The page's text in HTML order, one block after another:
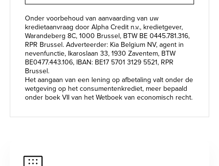
Onder voorbehoud van aanvaarding van uw
kredietaanvraag door Alpha Credit n.v., kredietgever,
Warandeberg 8C, 1000 Brussel, BTW BE 0445.781.316,
RPR Brussel. Adverteerder: Kia Belgium NV, agent in
nevenfunctie, Ikaroslaan 33, 1930 Zaventem, BTW
BE0477.443.106, IBAN: BE17 5701 3129 5521, RPR
Brussel.
Het aangaan van een lening op afbetaling valt onder de
wetgeving op het consumentenkrediet, meer bepaald
onder boek VII van het Wetboek van economisch recht.